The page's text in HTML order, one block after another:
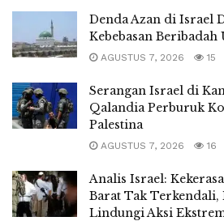
Denda Azan di Israel
Kebebasan Beribadah
AGUSTUS 7, 2026 15
Serangan Israel di
Qalandia Perburuk
Palestina
AGUSTUS 7, 2026 16
Analis Israel:
Barat Tak
Lindungi Aksi